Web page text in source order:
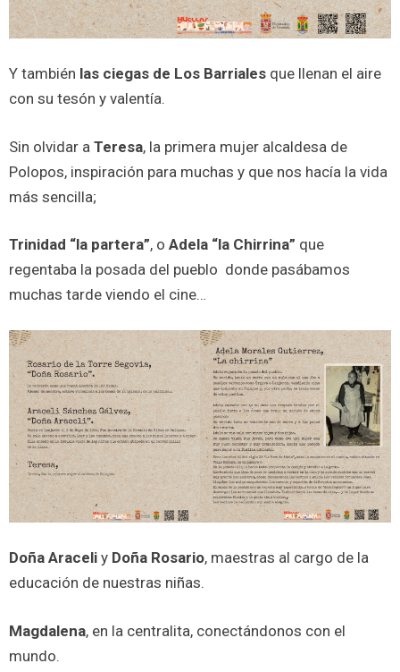
Y también las ciegas de Los Barriales que llenan el aire
con su tesón y valentía.
Sin olvidar a Teresa, la primera mujer alcaldesa de
Polopos, inspiración para muchas y que nos hacía la vida
más sencilla;
Trinidad “la partera”, o Adela “la Chirrina” que
regentaba la posada del pueblo donde pasábamos
muchas tarde viendo el cine…
Doña Araceli y Doña Rosario, maestras al cargo de la
educación de nuestras niñas.
Magdalena, en la centralita, conectándonos con el
mundo.